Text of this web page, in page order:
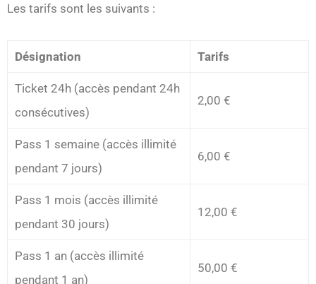
Les tarifs sont les suivants :
Désignation Tarifs
Ticket 24h (accès pendant 24h
consécutives)
2,00 €
Pass 1 semaine (accès illimité
pendant 7 jours)
6,00 €
Pass 1 mois (accès illimité
pendant 30 jours)
12,00 €
Pass 1 an (accès illimité
pendant 1 an)
50,00 €